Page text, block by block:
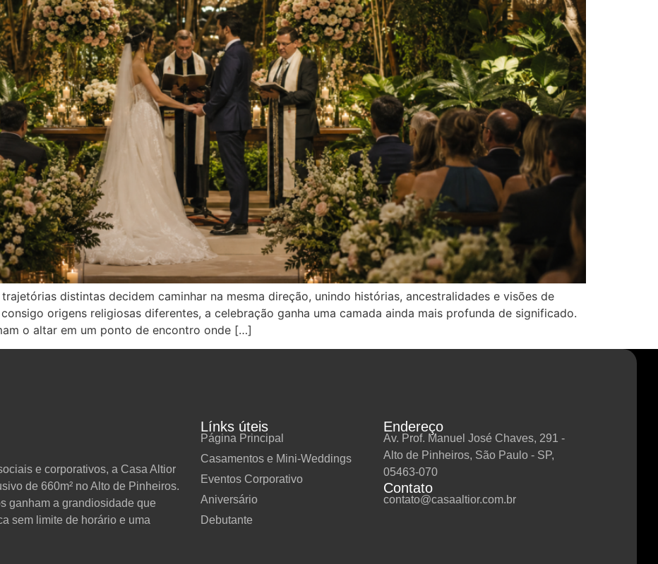
distintas decidem caminhar na mesma direção, unindo histórias, ancestralidades e visões de
origens religiosas diferentes, a celebração ganha uma camada ainda mais profunda de significado.
o altar em um ponto de encontro onde […]
e corporativos, a Casa Altior
de 660m² no Alto de Pinheiros.
ganham a grandiosidade que
sem limite de horário e uma
Línks úteis
Página Principal
Casamentos e Mini-Weddings
Eventos Corporativo
Aniversário
Debutante
Endereço
Av. Prof. Manuel José Chaves, 291 -
Alto de Pinheiros, São Paulo - SP,
05463-070
Contato
contato@casaaltior.com.br